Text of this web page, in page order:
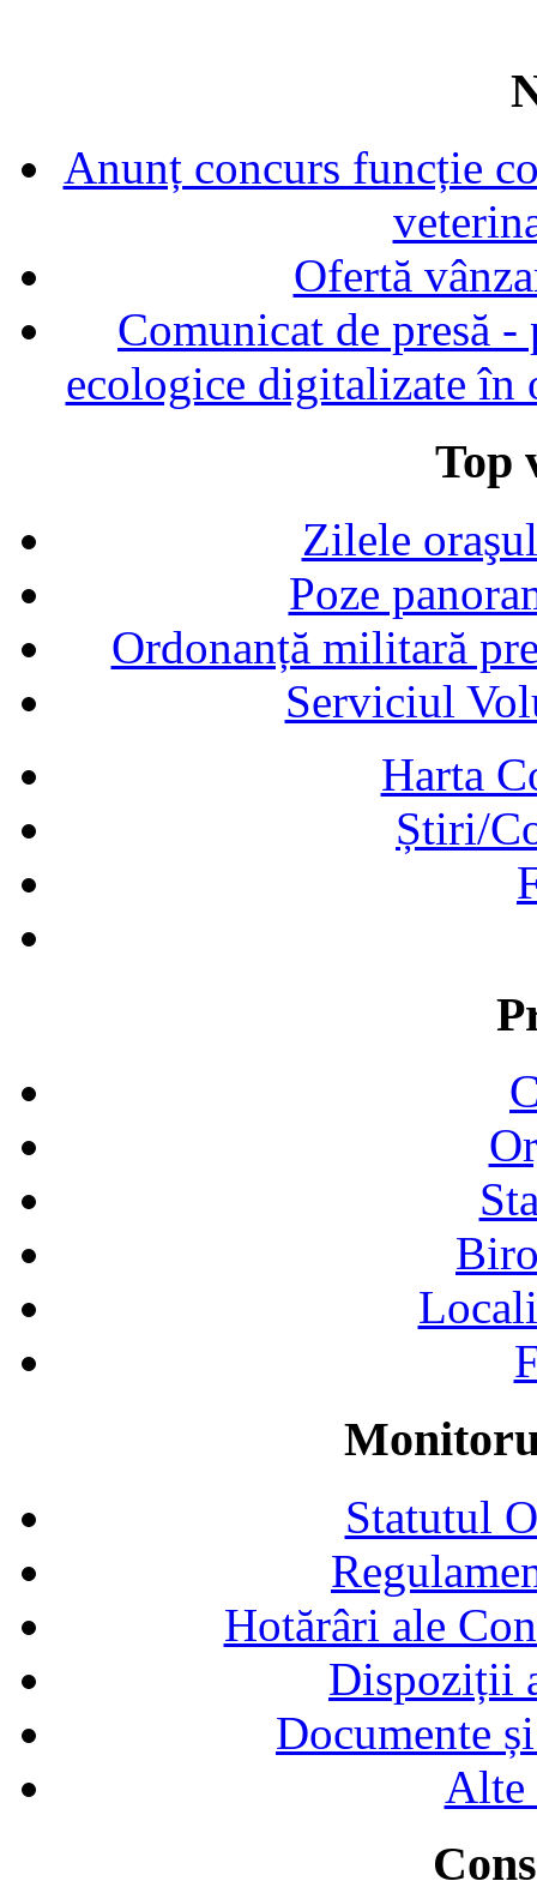
Anunț concurs funcție
Ofertă
Comunicat de presă
ecologice digitalizate în
Top
Zilele
Poze
Ordonanță militară
Serviciul
Harta
Știri/
Statutul
Hotărâri ale
Dispoziții
Documente
Alte